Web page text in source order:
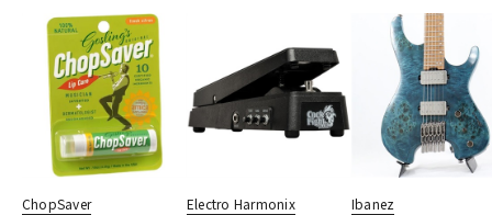
ChopSaver
Electro Harmonix
Ibanez